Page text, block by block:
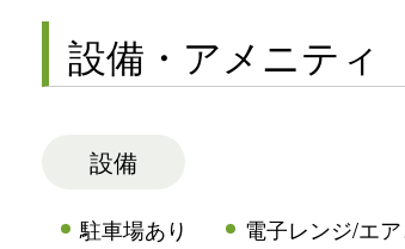
設備・アメニティ
設備
駐車場あり
電子レンジ/エ